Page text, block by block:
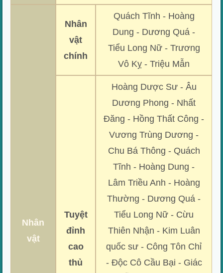
Nhân
vật
Nhân
vật
chính
Quách Tĩnh - Hoàng
Dung - Dương Quá -
Tiểu Long Nữ - Trương
Vô Kỵ - Triệu Mẫn
Tuyệt
đỉnh
cao
thủ
Hoàng Dược Sư - Âu
Dương Phong - Nhất
Đăng - Hồng Thất Công -
Vương Trùng Dương -
Chu Bá Thông - Quách
Tĩnh - Hoàng Dung -
Lâm Triều Anh - Hoàng
Thường - Dương Quá -
Tiểu Long Nữ - Cừu
Thiên Nhận - Kim Luân
quốc sư - Công Tôn Chỉ
- Độc Cô Cầu Bại - Giác